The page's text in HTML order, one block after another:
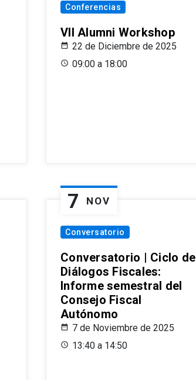
Conferencias
VII Alumni Workshop
22 de Diciembre de 2025
09:00 a 18:00
7 NOV
Conversatorio
Conversatorio | Ciclo de
Diálogos Fiscales:
Informe semestral del
Consejo Fiscal
Autónomo
7 de Noviembre de 2025
13:40 a 14:50